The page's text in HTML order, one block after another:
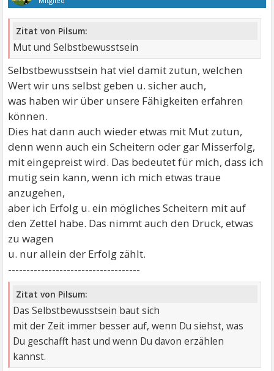
Zitat von Pilsum:
Mut und Selbstbewusstsein
Selbstbewusstsein hat viel damit zutun, welchen
Wert wir uns selbst geben u. sicher auch,
was haben wir über unsere Fähigkeiten erfahren
können.
Dies hat dann auch wieder etwas mit Mut zutun,
denn wenn auch ein Scheitern oder gar Misserfolg,
mit eingepreist wird. Das bedeutet für mich, dass ich
mutig sein kann, wenn ich mich etwas traue
anzugehen,
aber ich Erfolg u. ein mögliches Scheitern mit auf
den Zettel habe. Das nimmt auch den Druck, etwas
zu wagen
u. nur allein der Erfolg zählt.
------------------------------------
Zitat von Pilsum:
Das Selbstbewusstsein baut sich
mit der Zeit immer besser auf, wenn Du siehst, was
Du geschafft hast und wenn Du davon erzählen
kannst.